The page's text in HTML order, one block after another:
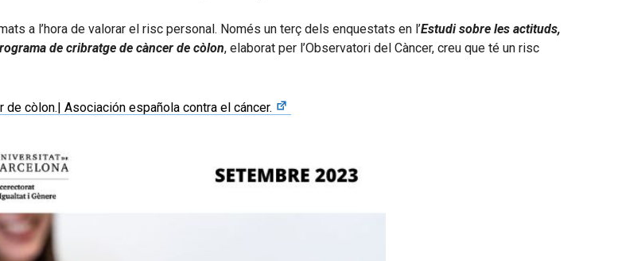
a l’hora de valorar el risc personal. Només un terç dels enquestats en l’Estudi sobre les actituds,
de cribratge de càncer de còlon, elaborat per l’Observatori del Càncer, creu que té un risc
còlon.| Asociación española contra el cáncer.